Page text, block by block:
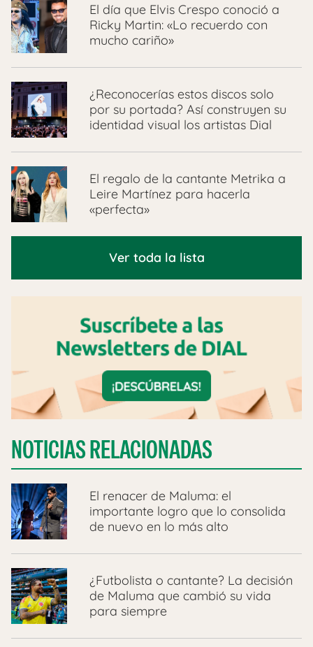
El día que Elvis Crespo conoció a
Ricky Martin: «Lo recuerdo con
mucho cariño»
¿Reconocerías estos discos solo
por su portada? Así construyen su
identidad visual los artistas Dial
El regalo de la cantante Metrika a
Leire Martínez para hacerla
«perfecta»
Ver toda la lista
NOTICIAS RELACIONADAS
El renacer de Maluma: el
importante logro que lo consolida
de nuevo en lo más alto
¿Futbolista o cantante? La decisión
de Maluma que cambió su vida
para siempre